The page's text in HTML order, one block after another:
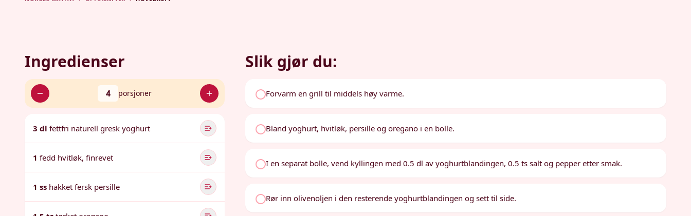
Ingredienser
4 porsjoner
3 dl fettfri naturell gresk yoghurt
1 fedd hvitløk, finrevet
1 ss hakket fersk persille
Slik gjør du:
Forvarm en grill til middels høy varme.
Bland yoghurt, hvitløk, persille og oregano i en bolle.
I en separat bolle, vend kyllingen med 0.5 dl av yoghurtblandingen, 0.5 ts salt og pepper etter smak.
Rør inn olivenoljen i den resterende yoghurtblandingen og sett til side.